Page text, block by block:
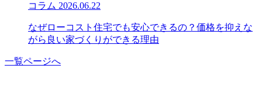
コラム 2026.06.22
なぜローコスト住宅でも安心できるの？価格を抑えな
がら良い家づくりができる理由
一覧ページへ